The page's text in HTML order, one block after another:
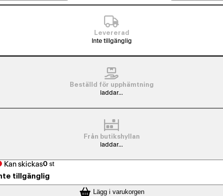
Levererad
Inte tillgänglig
Beställd för upphämtning
laddar...
Från butikshyllan
laddar...
Kan skickas0 st
tillgänglig
Lägg i varukorgen